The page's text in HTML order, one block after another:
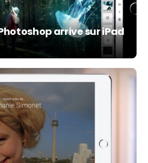
arrive sur iPad